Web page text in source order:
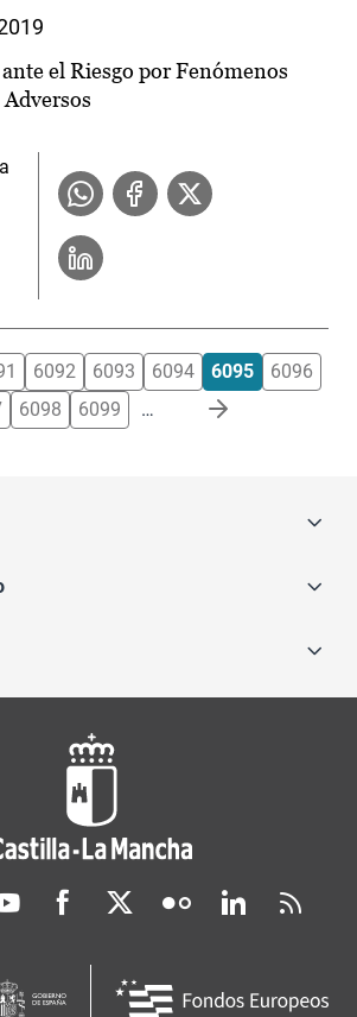
el Riesgo por Fenómenos
6092 6093 6094 6095
6096
6098 6099 …
JCCM